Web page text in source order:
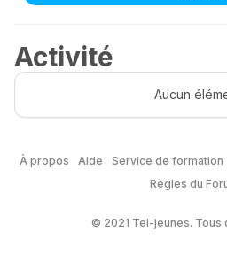
Activité
Aucun
À propos Aide Service de formation
Règles du
© 2021 Tel-jeunes. Tous